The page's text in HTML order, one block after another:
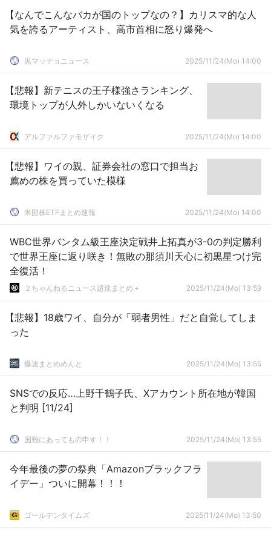
【なんでこんなバカが国のトップなの？】カリスマ的な人
気を誇るアーティスト、高市首相に怒り爆発へ
黒マッチョニュース 2025/11/24(Mo) 14:00
【悲報】新テニスの王子様強さランキング、
環境トップが人外しかいないくなる
アルファルファモザイク 2025/11/24(Mo) 14:00
【悲報】ワイの親、証券会社の窓口で担当お
薦めの株を買っていた模様
米国株ETFまとめ速報 2025/11/24(Mo) 14:00
WBC世界バンタム級王座決定戦井上拓真が3-0の判定勝利
で世界王座に返り咲き！無敗の那須川天心に初黒星つけ完
全復活！
２ちゃんねるニュース超速まとめ＋ 2025/11/24(Mo) 13:59
【悲報】18歳ワイ、自分が「弱者男性」だと自覚してしま
った
爆速まとめめんと 2025/11/24(Mo) 13:55
SNSでの反応…上野千鶴子氏、Xアカウント所在地が韓国
と判明 [11/24]
国難にあってもの申す！！ 2025/11/24(Mo) 13:55
今年最後の夢の祭典「Amazonブラックフラ
イデー」ついに開幕！！！
ゴールデンタイムズ 2025/11/24(Mo) 13:50